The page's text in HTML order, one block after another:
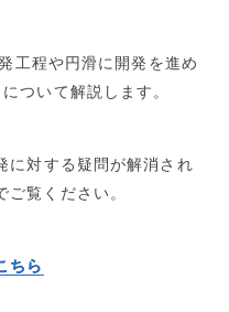
工程や円滑に開発を進め
ついて解説します。
に対する疑問が解消され
覧ください。
ちら